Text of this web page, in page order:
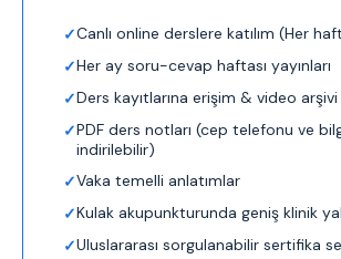
Canlı online derslere katılım (Her
Her ay soru-cevap haftası yayınları
Ders kayıtlarına erişim & video arşivi
PDF ders notları (cep telefonu ve
indirilebilir)
Vaka temelli anlatımlar
Kulak akupunkturunda geniş klinik
Uluslararası sorgulanabilir sertifika